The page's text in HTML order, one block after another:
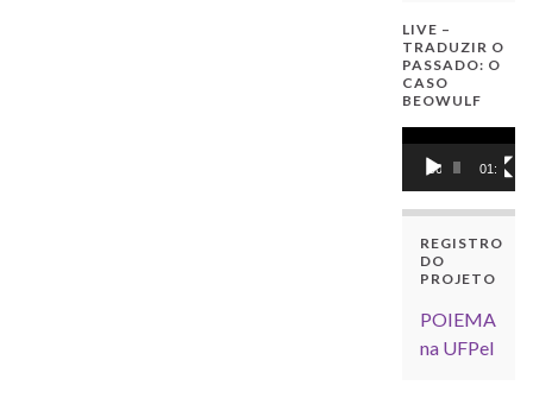
LIVE –
TRADUZIR O
PASSADO: O
CASO
BEOWULF
Tocador
vídeo
00:00 01:16:34
REGISTRO
DO
PROJETO
POIEMA
na UFPel